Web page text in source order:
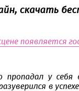
скачать
появляется
у себя
в